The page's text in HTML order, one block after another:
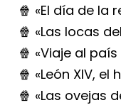
🍿 «El día de la
🍿 «Las locas
🍿 «Viaje al
🍿 «León XIV,
🍿 «Las ovejas